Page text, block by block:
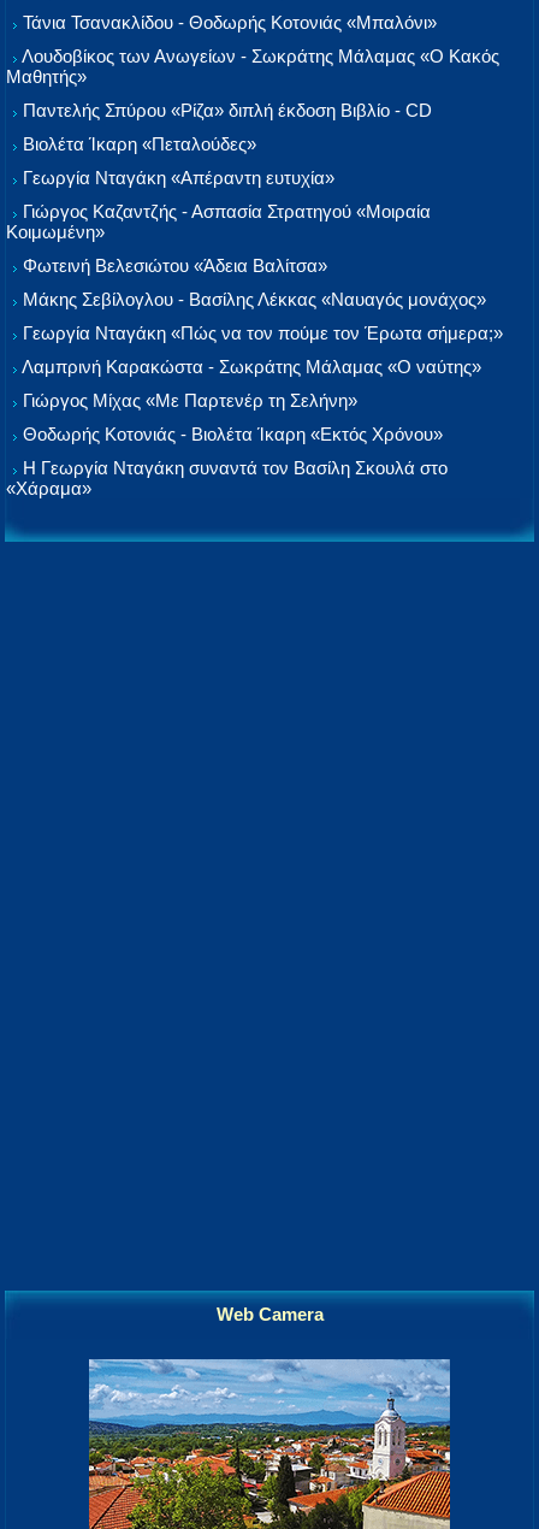
Τάνια Τσανακλίδου - Θοδωρής Κοτονιάς «Μπαλόνι»
Λουδοβίκος των Ανωγείων - Σωκράτης Μάλαμας «Ο Κακός
Μαθητής»
Παντελής Σπύρου «Ρίζα» διπλή έκδοση Βιβλίο - CD
Βιολέτα Ίκαρη «Πεταλούδες»
Γεωργία Νταγάκη «Aπέραντη ευτυχία»
Γιώργος Καζαντζής - Ασπασία Στρατηγού «Μοιραία
Κοιμωμένη»
Φωτεινή Βελεσιώτου «Άδεια Βαλίτσα»
Μάκης Σεβίλογλου - Βασίλης Λέκκας «Ναυαγός μονάχος»
Γεωργία Νταγάκη «Πώς να τον πούμε τον Έρωτα σήμερα;»
Λαμπρινή Καρακώστα - Σωκράτης Μάλαμας «Ο ναύτης»
Γιώργος Μίχας «Με Παρτενέρ τη Σελήνη»
Θοδωρής Κοτονιάς - Βιολέτα Ίκαρη «Εκτός Χρόνου»
Η Γεωργία Νταγάκη συναντά τον Βασίλη Σκουλά στο
«Χάραμα»
Web Camera